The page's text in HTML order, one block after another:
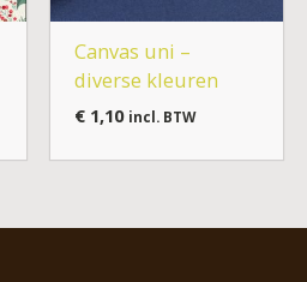
Canvas uni –
diverse kleuren
€1,10 incl. BTW